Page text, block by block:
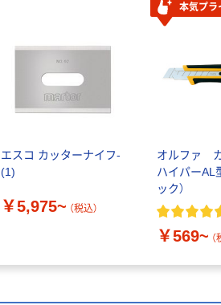
エスコ カッターナイフ-
(1)
￥5,975~ （税込）
本気プラ
オルファ
ハイパーAL
ック）
￥569~ （